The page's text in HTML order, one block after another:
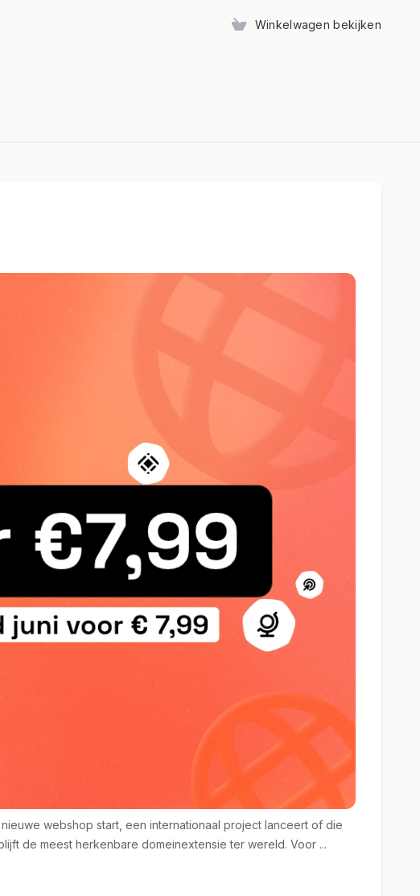
Winkelwagen bekijken
webshop start, een internationaal project lanceert of die
de meest herkenbare domeinextensie ter wereld. Voor ...